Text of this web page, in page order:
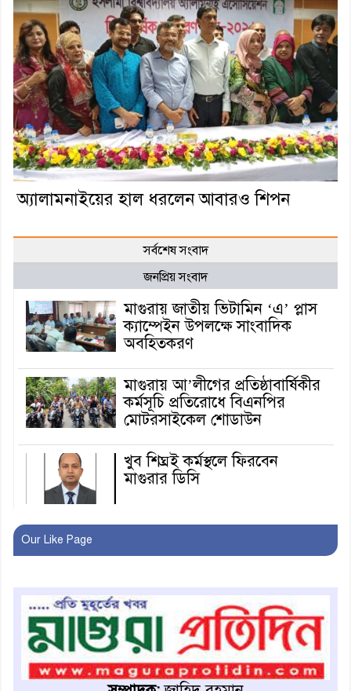
অ্যালামনাইয়ের হাল ধরলেন আবারও শিপন
সর্বশেষ সংবাদ
জনপ্রিয় সংবাদ
মাগুরায় জাতীয় ভিটামিন ‘এ’ প্লাস
ক্যাম্পেইন উপলক্ষে সাংবাদিক
অবহিতকরণ
মাগুরায় আ’লীগের প্রতিষ্ঠাবার্ষিকীর
কর্মসূচি প্রতিরোধে বিএনপির
মোটরসাইকেল শোডাউন
খুব শিঘ্রই কর্মস্থলে ফিরবেন
মাগুরার ডিসি
মহম্মদপুর থানার ওসিকে ক্লোজ
বাবার হাতে বিক্রি টুকটুকি পুলিশের
সহযোগিতায় ফিরলো মায়ের
কোলে
শ্রীপুরে শ্লীলতাহানির অভিযোগে
Our Like Page